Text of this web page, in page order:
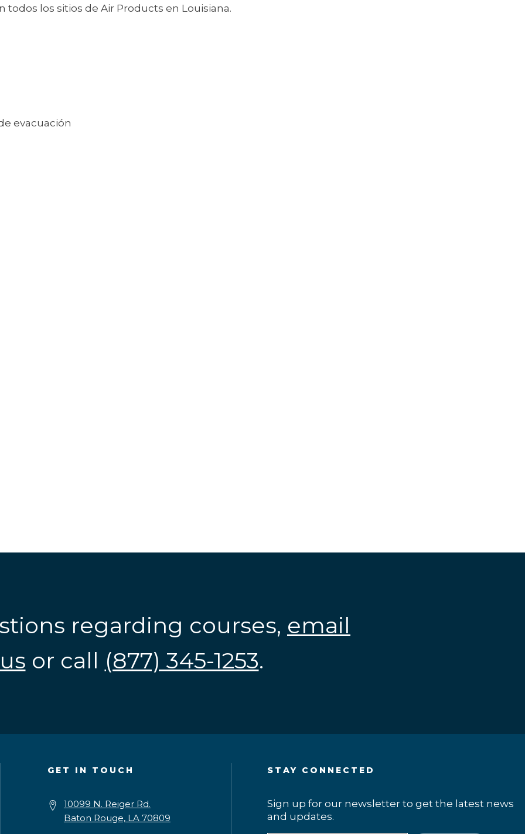
los sitios de Air Products en Louisiana.
evacuación
regarding courses, email
or call (877) 345-1253.
GET IN TOUCH
10099 N. Reiger Rd.
Baton Rouge, LA 70809
STAY CONNECTED
Sign up for our newsletter to get the latest news
and updates.